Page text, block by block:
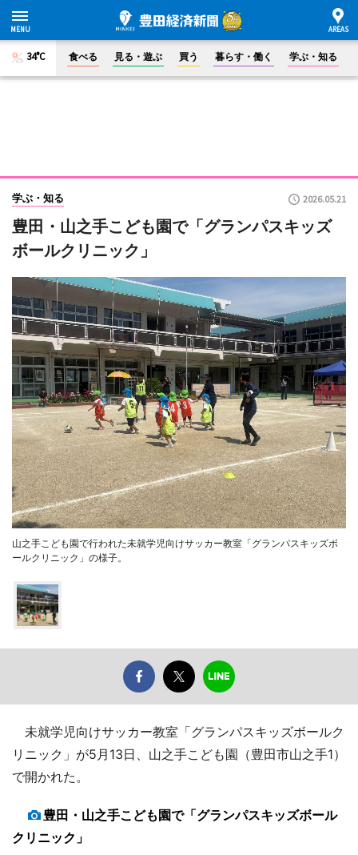
34°C 食べる 見る・遊ぶ 買う 暮らす・働く 学ぶ・知る
学ぶ・知る 2026.05.21
豊田・山之手こども園で「グランパスキッズ
ボールクリニック」
山之手こども園で行われた未就学児向けサッカー教室「グランパスキッズボ
ールクリニック」の様子。
未就学児向けサッカー教室「グランパスキッズボールク
リニック」が5月13日、山之手こども園（豊田市山之手1）
で開かれた。
豊田・山之手こども園で「グランパスキッズボール
クリニック」